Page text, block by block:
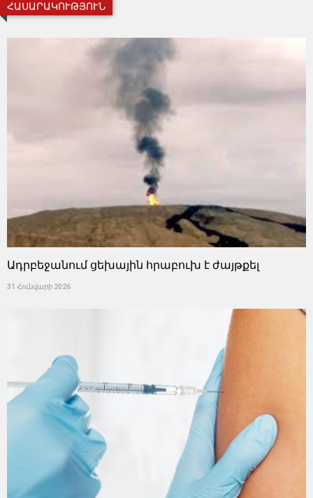
ՀԱՍԱՐԱԿՈՒԹՅՈՒՆ
Ադրբեջանում ցեխային հրաբուխ է ժայթքել
31 Հունվարի 2026